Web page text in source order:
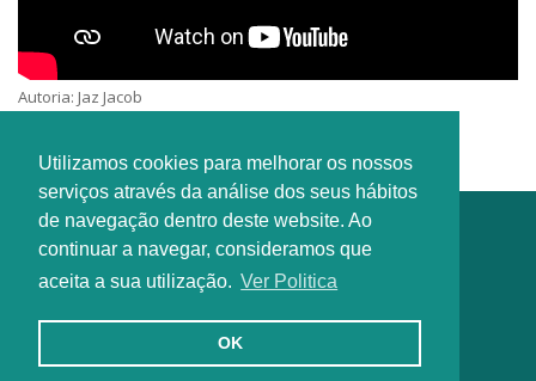
Utilizamos cookies para melhorar os nossos
serviços através da análise dos seus hábitos
de navegação dentro deste website. Ao
continuar a navegar, consideramos que
aceita a sua utilização. Ver Politica
OK
Autoria: Jaz Jacob